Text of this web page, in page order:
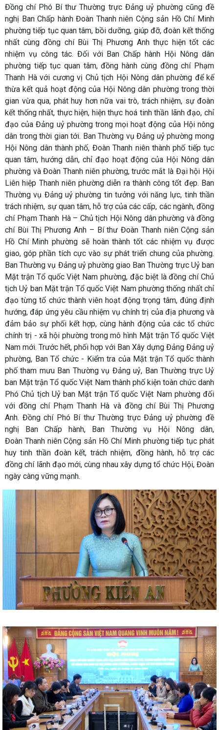
Đồng chí Phó Bí thư Thường trực Đảng uỷ phường cũng đề
nghị Ban Chấp hành Đoàn Thanh niên Cộng sản Hồ Chí Minh
phường tiếp tục quan tâm, bồi dưỡng, giúp đỡ, đoàn kết thống
nhất cùng đồng chí Bùi Thị Phương Anh thực hiện tốt các
nhiệm vụ công tác. Đối với Ban Chấp hành Hội Nông dân
phường tiếp tục quan tâm, đồng hành cùng đồng chí Phạm
Thanh Hà với cương vị Chủ tịch Hội Nông dân phường để kế
thừa kết quả hoạt động của Hội Nông dân phường trong thời
gian vừa qua, phát huy hơn nữa vai trò, trách nhiệm, sự đoàn
kết thống nhất, thực hiện, hiện thực hoá tinh thần lãnh đạo, chỉ
đạo của Đảng uỷ phường trong mọi hoạt động của Hội nông
dân trong thời gian tới. Ban Thường vụ Đảng uỷ phường mong
Hội Nông dân thành phố, Đoàn Thanh niên thành phố tiếp tục
quan tâm, hướng dẫn, chỉ đạo hoạt động của Hội Nông dân
phường và Đoàn Thanh niên phường, trước mắt là Đại hội Hội
Liên hiệp Thanh niên phường diễn ra thành công tốt đẹp. Ban
Thường vụ Đảng uỷ phường tin tưởng với năng lực, tinh thần
trách nhiệm, sự quan tâm, hỗ trợ của các cấp, các ngành, đồng
chí Phạm Thanh Hà – Chủ tịch Hội Nông dân phường và đồng
chí Bùi Thị Phương Anh – Bí thư Đoàn Thanh niên Cộng sản
Hồ Chí Minh phường sẽ hoàn thành tốt các nhiệm vụ được
giao, góp phần tích cực vào sự phát triển chung của phường.
Ban Thường vụ Đảng uỷ phường giao Ban Thường trực Uỷ ban
Mặt trận Tổ quốc Việt Nam phường, đặc biệt là đồng chí Chủ
tịch Uỷ ban Mặt trận Tổ quốc Việt Nam phường thống nhất chỉ
đạo từng tổ chức thành viên hoạt động trọng tâm, đúng định
hướng, đáp ứng yêu cầu nhiệm vụ chính trị của địa phương và
đảm bảo sự phối kết hợp, cùng hành động của các tổ chức
chính trị - xã hội phường trong mô hình Mặt trận Tổ quốc Việt
Nam mới. Trước hết, phối hợp với Ban Xây dựng Đảng Đảng uỷ
phường, Ban Tổ chức - Kiểm tra của Mặt trận Tổ quốc thành
phố tham mưu Ban Thường vụ Đảng uỷ, Ban Thường trực Uỷ
ban Mặt trận Tổ quốc Việt Nam thành phố kiện toàn chức danh
Phó Chủ tịch Uỷ ban Mặt trận Tổ quốc Việt Nam phường đối
với đồng chí Phạm Thanh Hà và đồng chí Bùi Thị Phương
Anh. Đồng chí Phó Bí thư Thường trực Đảng uỷ phường đề
nghị Ban Chấp hành, Ban Thường vụ Hội Nông dân,
Đoàn Thanh niên Cộng sản Hồ Chí Minh phường tiếp tục phát
huy tinh thần đoàn kết, trách nhiệm, đồng hành, hỗ trợ các
đồng chí lãnh đạo mới, cùng nhau xây dựng tổ chức Hội, Đoàn
ngày càng vững mạnh.